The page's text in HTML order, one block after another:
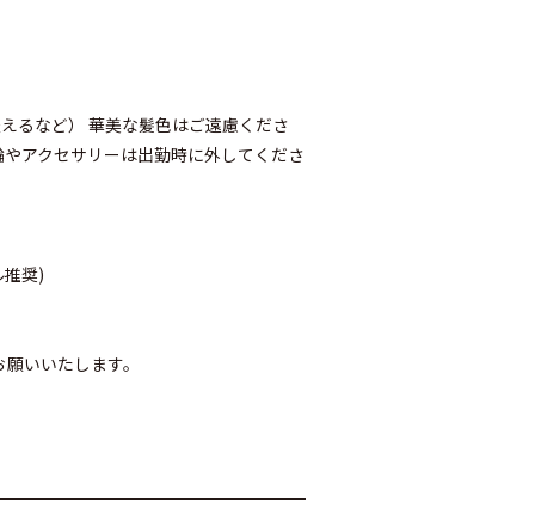
るなど） 華美な髪色はご遠慮くださ
アクセサリーは出勤時に外してくださ
奨)
いいたします。